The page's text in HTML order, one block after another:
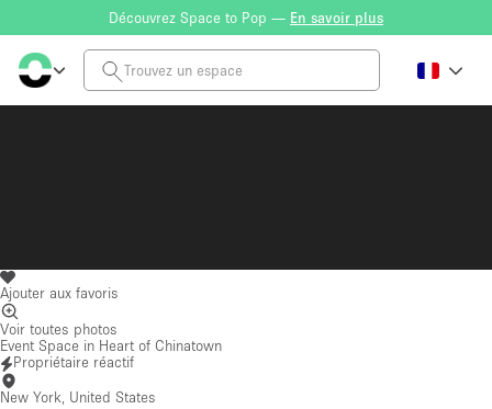
Découvrez Space to Pop — En savoir plus
Ajouter aux favoris
Voir toutes photos
Event Space in Heart of Chinatown
Propriétaire réactif
New York, United States